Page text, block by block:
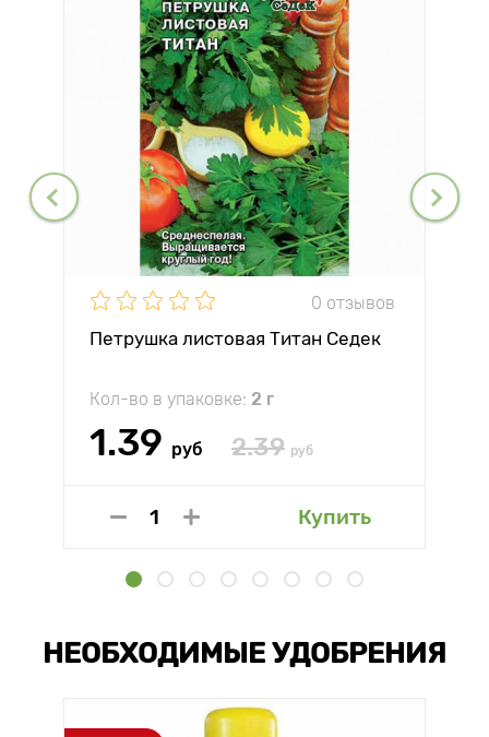
0 отзывов
Петрушка листовая Титан Седек
Кол-во в упаковке: 2 г
1.39 руб 2.39 руб
Купить
НЕОБХОДИМЫЕ УДОБРЕНИЯ